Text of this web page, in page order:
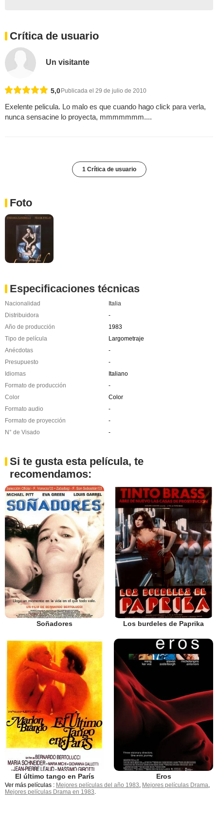
Crítica de usuario
Un visitante
5,0 Publicada el 29 de julio de 2010
Exelente pelicula. Lo malo es que cuando hago click para verla,
nunca sensacine lo proyecta, mmmmmmm....
1 Crítica de usuario
Foto
Especificaciones técnicas
Nacionalidad
Italia
Distribuidora
-
Año de producción
1983
Tipo de película
Largometraje
Anécdotas
-
Presupuesto
-
Idiomas
Italiano
Formato de producción
-
Color
Color
Formato audio
-
Formato de proyección
-
N° de Visado
-
Si te gusta esta película, te
recomendamos:
Soñadores Los burdeles de Paprika
El último tango en París Eros
Ver más películas : Mejores películas del año 1983, Mejores películas Drama,
Mejores películas Drama en 1983.